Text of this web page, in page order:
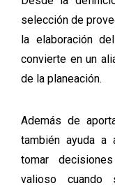
selección de
la elaboración
convierte en un
de la planeación.
Además de
también ayuda a
tomar
valioso